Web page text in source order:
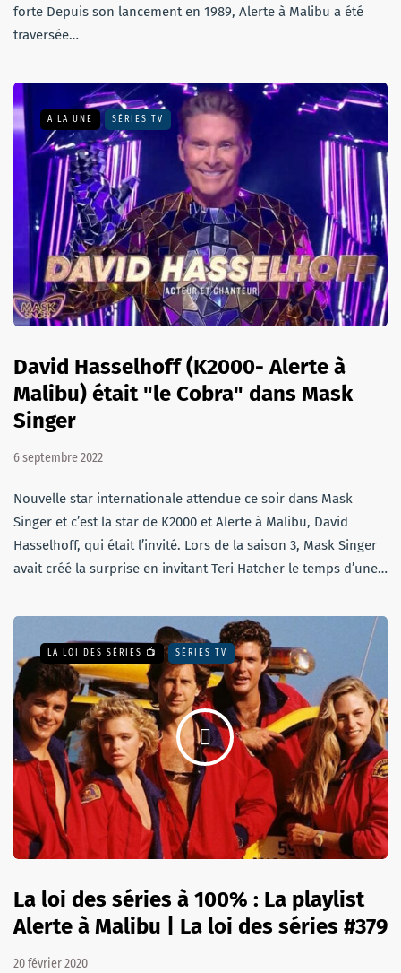
forte Depuis son lancement en 1989, Alerte à Malibu a été
traversée…
A LA UNE SÉRIES TV
David Hasselhoff (K2000- Alerte à
Malibu) était "le Cobra" dans Mask
Singer
6 septembre 2022
Nouvelle star internationale attendue ce soir dans Mask
Singer et c’est la star de K2000 et Alerte à Malibu, David
Hasselhoff, qui était l’invité. Lors de la saison 3, Mask Singer
avait créé la surprise en invitant Teri Hatcher le temps d’une…
LA LOI DES SÉRIES 📺 SÉRIES TV
La loi des séries à 100% : La playlist
Alerte à Malibu | La loi des séries #379
20 février 2020